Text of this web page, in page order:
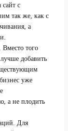
сайт с
так же, как с
а
того
добавить
уже
а не плодить
Для